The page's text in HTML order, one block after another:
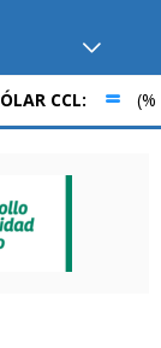
ver clima
CCL: (%)